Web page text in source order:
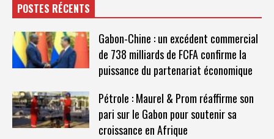
POSTES RÉCENTS
Gabon-Chine : un excédent commercial
de 738 milliards de FCFA confirme la
puissance du partenariat économique
Pétrole : Maurel & Prom réaffirme son
pari sur le Gabon pour soutenir sa
croissance en Afrique